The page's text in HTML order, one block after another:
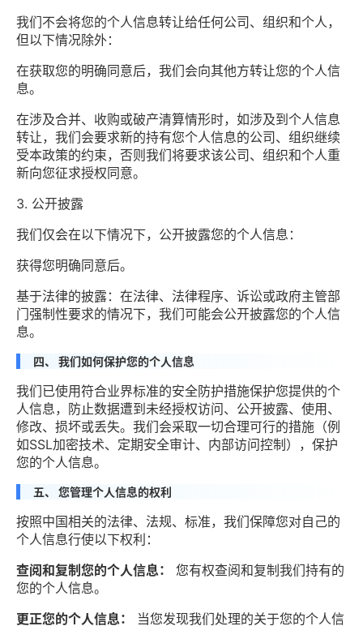
我们不会将您的个人信息转让给任何公司、组织和个人，
但以下情况除外：
在获取您的明确同意后，我们会向其他方转让您的个人信
息。
在涉及合并、收购或破产清算情形时，如涉及到个人信息
转让，我们会要求新的持有您个人信息的公司、组织继续
受本政策的约束，否则我们将要求该公司、组织和个人重
新向您征求授权同意。
3. 公开披露
我们仅会在以下情况下，公开披露您的个人信息：
获得您明确同意后。
基于法律的披露：在法律、法律程序、诉讼或政府主管部
门强制性要求的情况下，我们可能会公开披露您的个人信
息。
四、 我们如何保护您的个人信息
我们已使用符合业界标准的安全防护措施保护您提供的个
人信息，防止数据遭到未经授权访问、公开披露、使用、
修改、损坏或丢失。我们会采取一切合理可行的措施（例
如SSL加密技术、定期安全审计、内部访问控制），保护
您的个人信息。
五、 您管理个人信息的权利
按照中国相关的法律、法规、标准，我们保障您对自己的
个人信息行使以下权利：
查阅和复制您的个人信息：
您有权查阅和复制我们持有的
您的个人信息。
更正您的个人信息：
当您发现我们处理的关于您的个人信